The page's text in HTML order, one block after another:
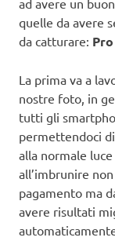
ad avere un
quelle da avere
da catturare:
La prima va a
nostre foto, in
tutti gli
permettendoci
alla normale
all’imbrunire
pagamento ma
avere risultati